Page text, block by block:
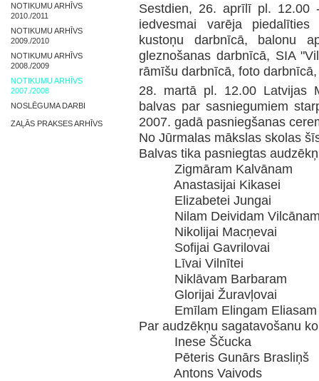
NOTIKUMU ARHĪVS
2010./2011
NOTIKUMU ARHĪVS
2009./2010
NOTIKUMU ARHĪVS
2008./2009
NOTIKUMU ARHĪVS
2007./2008
NOSLĒGUMA DARBI
ZAĻĀS PRAKSES ARHĪVS
Sestdien, 26. aprīlī pl. 12.00
iedvesmai varēja piedalīties
kustoņu darbnīcā, balonu
gleznošanas darbnīcā, SIA
rāmīšu darbnīcā, foto
28. martā pl. 12.00 Latvijas
balvas par sasniegumiem
2007. gadā pasniegšanas
No Jūrmalas mākslas skolas
Balvas tika pasniegtas
Zigmāram Kalvānam
Anastasijai Kikasei
Elizabetei Jungai
Nilam Deividam
Nikolijai Macņevai
Sofijai Gavrilovai
Līvai Vilnītei
Niklāvam Barbaram
Glorijai Žuravļovai
Emīlam Elingam Eliasam
Par audzēkņu sagatavošanu
Inese Ščucka
Pēteris Gunārs Brasliņš
Antons Vaivods